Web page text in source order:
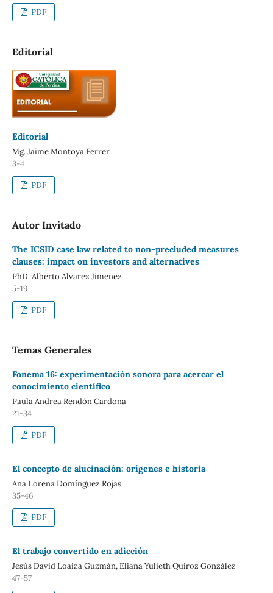
PDF
Editorial
Editorial
Mg. Jaime Montoya Ferrer
3-4
PDF
Autor Invitado
The ICSID case law related to non-precluded measures
clauses: impact on investors and alternatives
PhD. Alberto Alvarez Jimenez
5-19
PDF
Temas Generales
Fonema 16: experimentación sonora para acercar el
conocimiento científico
Paula Andrea Rendón Cardona
21-34
PDF
El concepto de alucinación: orígenes e historia
Ana Lorena Domínguez Rojas
35-46
PDF
El trabajo convertido en adicción
Jesús David Loaiza Guzmán, Eliana Yulieth Quiroz González
47-57